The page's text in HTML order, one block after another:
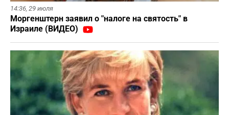
14:36, 29 июля
Моргенштерн заявил о "налоге на святость" в
Израиле (ВИДЕО)